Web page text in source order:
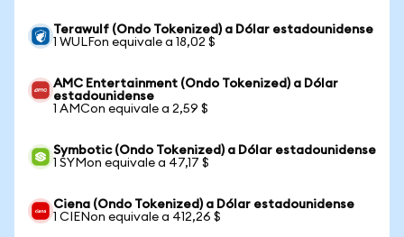
Terawulf (Ondo Tokenized) a Dólar estadounidense
1 WULFon equivale a 18,02 $
AMC Entertainment (Ondo Tokenized) a Dólar
estadounidense
1 AMCon equivale a 2,59 $
Symbotic (Ondo Tokenized) a Dólar estadounidense
1 SYMon equivale a 47,17 $
Ciena (Ondo Tokenized) a Dólar estadounidense
1 CIENon equivale a 412,26 $